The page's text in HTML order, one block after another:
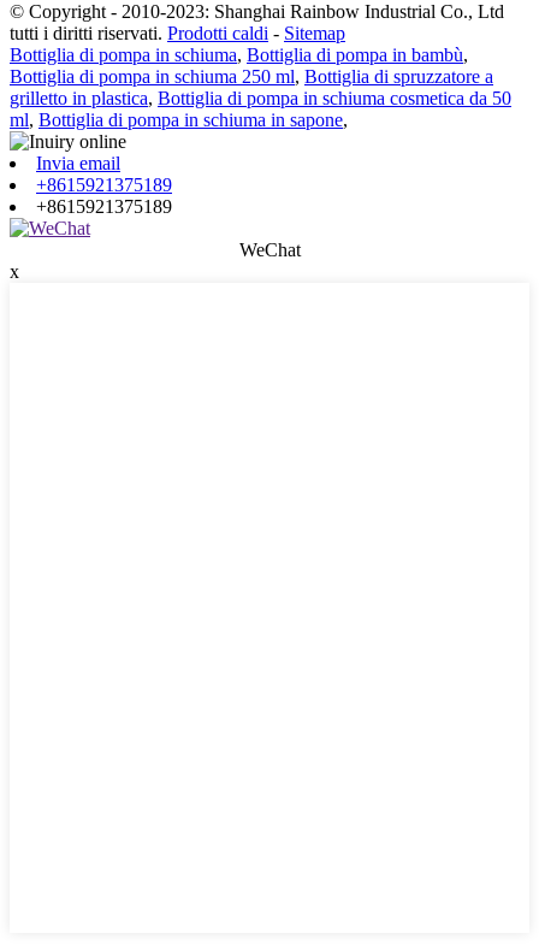
© Copyright - 2010-2023: Shanghai Rainbow Industrial Co., Ltd
tutti i diritti riservati. Prodotti caldi - Sitemap
Bottiglia di pompa in schiuma, Bottiglia di pompa in bambù,
Bottiglia di pompa in schiuma 250 ml, Bottiglia di spruzzatore a
grilletto in plastica, Bottiglia di pompa in schiuma cosmetica da 50
ml, Bottiglia di pompa in schiuma in sapone,
Invia email
+8615921375189
+8615921375189
WeChat
x